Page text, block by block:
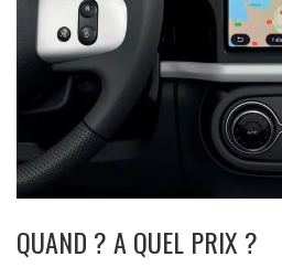
QUAND ? A QUEL PRIX ?